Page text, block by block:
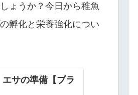
ょうか？今日から稚魚
孵化と栄養強化につい
サの準備【ブラ